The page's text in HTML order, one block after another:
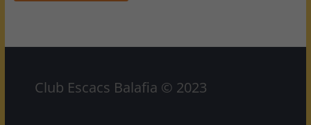
Club Escacs Balafia © 2023